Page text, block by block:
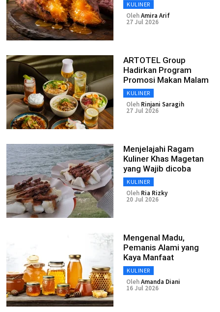
KULINER
OlehAmira Arif
27 Jul 2026
ARTOTEL Group
Hadirkan Program
Promosi Makan Malam
KULINER
Oleh Rinjani Saragih
27 Jul 2026
Menjelajahi Ragam
Kuliner Khas Magetan
yang Wajib dicoba
KULINER
Oleh Ria Rizky
20 Jul 2026
Mengenal Madu,
Pemanis Alami yang
Kaya Manfaat
KULINER
OlehAmanda Diani
16 Jul 2026